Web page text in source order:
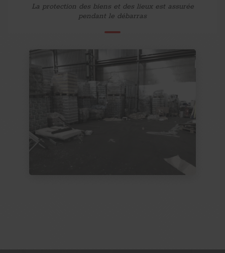
La protection des biens et des lieux est assurée
pendant le débarras